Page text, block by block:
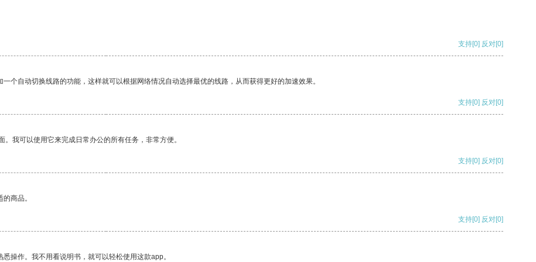
支持[0] 反对[0]
个自动切换线路的功能，这样就可以根据网络情况自动选择最优的线路，从而获得更好的加速效果。
支持[0] 反对[0]
我可以使用它来完成日常办公的所有任务，非常方便。
支持[0] 反对[0]
商品。
支持[0] 反对[0]
操作。我不用看说明书，就可以轻松使用这款app。